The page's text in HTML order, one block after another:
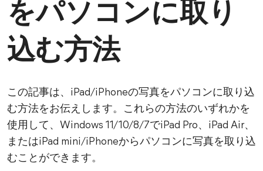
をパソコンに取り
込む方法
この記事は、iPad/iPhoneの写真をパソコンに取り込
む方法をお伝えします。これらの方法のいずれかを
使用して、Windows 11/10/8/7でiPad Pro、iPad Air、
またはiPad mini/iPhoneからパソコンに写真を取り込
むことができます。